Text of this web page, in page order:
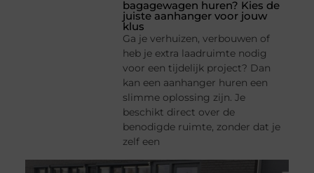
bagagewagen huren? Kies de
juiste aanhanger voor jouw
klus
Ga je verhuizen, verbouwen of
heb je extra laadruimte nodig
voor een tijdelijk project? Dan
kan een aanhanger huren een
slimme oplossing zijn. Je
beschikt direct over de
benodigde ruimte, zonder dat je
zelf een